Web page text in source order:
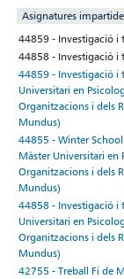
Asignatures
44859 - Investigació i
44858 - Investigació i
44859 - Investigació i
Universitari en
Organitzacions i dels
Mundus)
44855 - Winter
Màster Universitari en
Organitzacions i dels
Mundus)
44858 - Investigació i
Universitari en
Organitzacions i dels
Mundus)
42755 - Treball Fi de